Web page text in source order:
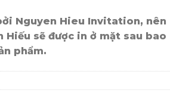
Nguyen Hieu Invitation, nên
sẽ được in ở mặt sau bao
phẩm.